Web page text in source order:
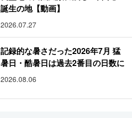
誕生の地【動画】
2026.07.27
記録的な暑さだった2026年7月 猛
暑日・酷暑日は過去2番目の日数に
2026.08.06